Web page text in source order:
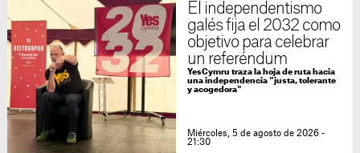
El independentismo
galés fija el 2032 como
objetivo para celebrar
un referéndum
YesCymru traza la hoja de ruta hacia
una independencia "justa, tolerante
y acogedora"
Miércoles, 5 de agosto de 2026 -
21:30